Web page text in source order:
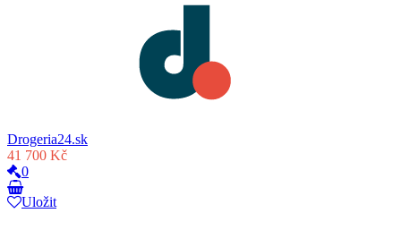
Drogeria24.sk
41 700 Kč
0
Uložit